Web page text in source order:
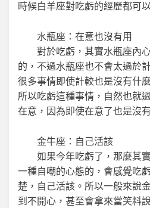
時候白羊座對吃虧的經歷都可
水瓶座：在意也沒有用
對於吃虧，其實水瓶座內心
的，不過水瓶座也不會太過於
很多事情即使計較也是沒有什
所以吃虧這種事情，自然也就
在意，因為即使在意了也是沒
金牛座：自己活該
如果今年吃虧了，那麼其實
一種自嘲的心態的，會感覺吃
楚，自己活該。所以一般來說
到不開心，甚至會拿來當笑料